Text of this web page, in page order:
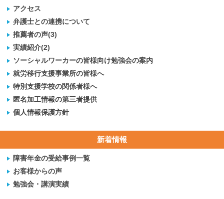
アクセス
弁護士との連携について
推薦者の声(3)
実績紹介(2)
ソーシャルワーカーの皆様向け勉強会の案内
就労移行支援事業所の皆様へ
特別支援学校の関係者様へ
匿名加工情報の第三者提供
個人情報保護方針
新着情報
障害年金の受給事例一覧
お客様からの声
勉強会・講演実績